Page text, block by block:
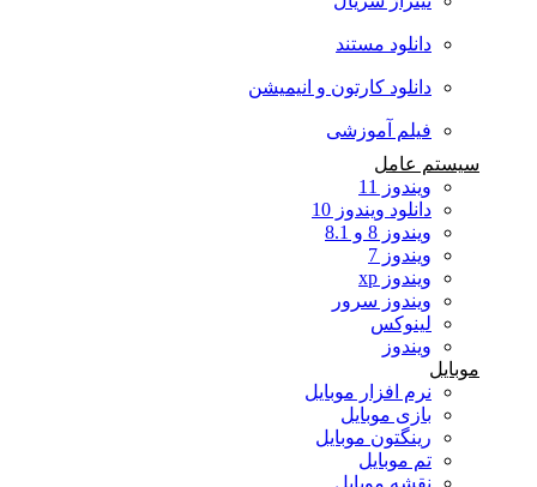
دانلود مستند
دانلود کارتون و انیمیشن
فیلم آموزشی
سیستم عامل
ویندوز 11
دانلود ویندوز 10
ویندوز 8 و 8.1
ویندوز 7
ویندوز xp
ویندوز سرور
لینوکس
ویندوز
نرم افزار موبایل
بازی موبایل
رینگتون موبایل
تم موبایل
نقشه موبایل